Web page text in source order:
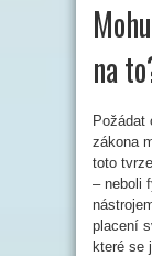
na
Požádat
zákona
toto
– neboli
placení
které se